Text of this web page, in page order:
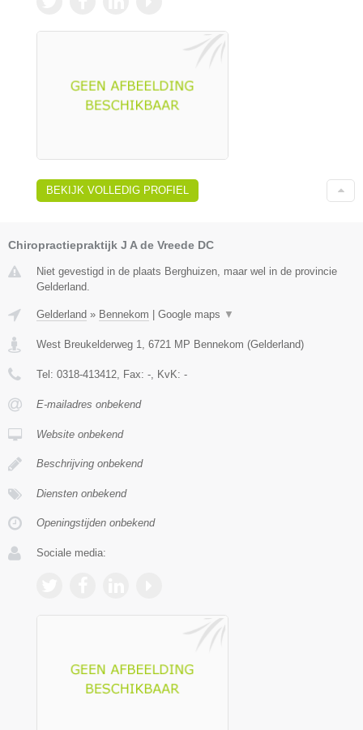
BEKIJK VOLLEDIG PROFIEL
Chiropractiepraktijk J A de Vreede DC
Niet gevestigd in de plaats Berghuizen, maar wel in de provincie
Gelderland.
Gelderland » Bennekom | Google maps ▼
West Breukelderweg 1 6721 MP Bennekom (Gelderland)
Tel: 0318-413412 , Fax: - , KvK: -
E-mailadres onbekend
Website onbekend
Beschrijving onbekend
Diensten onbekend
Openingstijden onbekend
Sociale media: